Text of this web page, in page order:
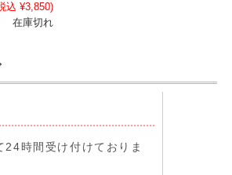
込 ¥3,850)
在庫切れ
24時間受け付けておりま